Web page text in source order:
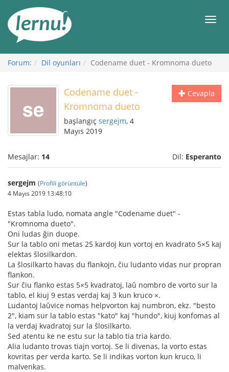
Görüntüleme
Forum: Dil oyunları Codename duet - Kromnoma dueto
Cevapla
Codename duet -
Kromnoma dueto
başlangıç sergejm, 4
Mayıs 2019
Mesajlar: 14 Dil: Esperanto
sergejm (Profili görüntüle)
4 Mayıs 2019 13:48:10
Estas tabla ludo, nomata angle "Codename duet" -
"Kromnoma dueto".
Oni ludas ĝin duope.
Sur la tablo oni metas 25 kardoj kun vortoj en kvadrato 5×5 kaj
elektas ŝlosilkardon.
La ŝlosilkarto havas du flankojn, ĉiu ludanto vidas nur propran
flankon.
Sur ĉiu flanko estas 5×5 kvadratoj, laŭ nombro de vorto sur la
tablo, el kiuj 9 estas verdaj kaj 3 kun kruco ×.
Ludantoj laŭvice nomas helpvorton kaj numbron, ekz. "besto
2", kiam sur la tablo estas "kato" kaj "hundo", kiuj konfomas al
la verdaj kvadratoj sur la ŝlosilkarto.
Sed atentu ke ne estu sur la tablo tia tria kardo.
Alia ludanto trovas tiajn vortoj. Se li divenas, la vorto estas
kovritas per verda karto. Se li indikas vorton kun kruco, li
malvenkas.